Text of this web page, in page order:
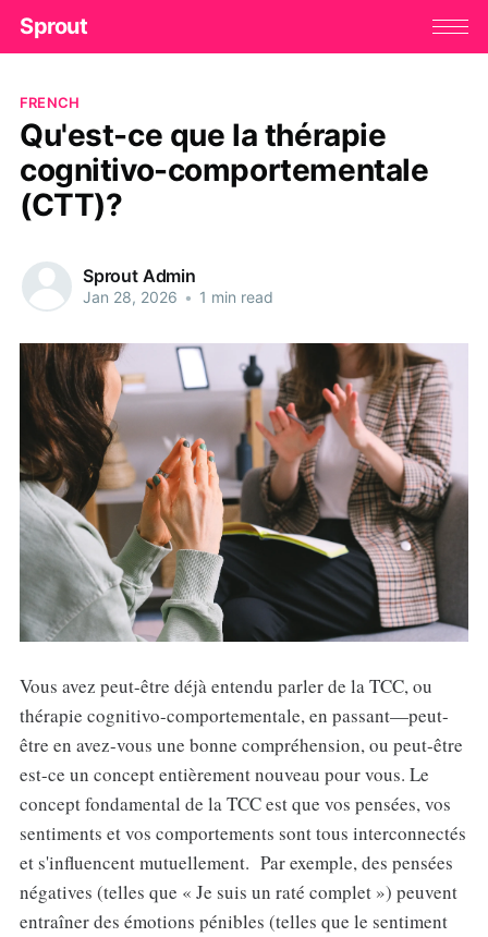
Sprout
FRENCH
Qu'est-ce que la thérapie
cognitivo-comportementale
(CTT)?
Sprout Admin
Jan 28, 2026 • 1 min read
Vous avez peut-être déjà entendu parler de la TCC, ou
thérapie cognitivo-comportementale, en passant—peut-
être en avez-vous une bonne compréhension, ou peut-être
est-ce un concept entièrement nouveau pour vous. Le
concept fondamental de la TCC est que vos pensées, vos
sentiments et vos comportements sont tous interconnectés
et s'influencent mutuellement. Par exemple, des pensées
négatives (telles que « Je suis un raté complet ») peuvent
entraîner des émotions pénibles (telles que le sentiment